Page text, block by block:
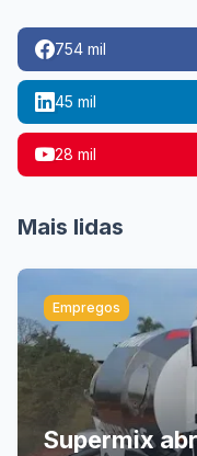
754 mil
45 mil
28 mil
Mais lidas
Empregos
Supermix